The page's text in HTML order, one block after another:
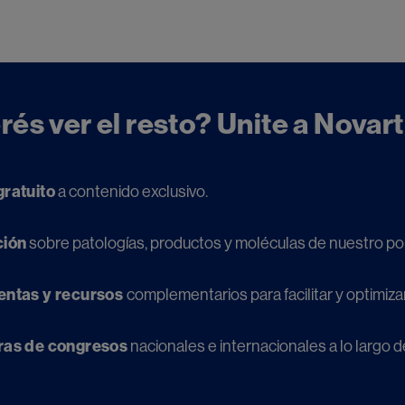
ver el resto? Unite a
a contenido exclusivo.
sobre patologías, productos y moléculas de nuestro
y recursos complementarios para facilitar y
de congresos nacionales e internacionales a lo largo